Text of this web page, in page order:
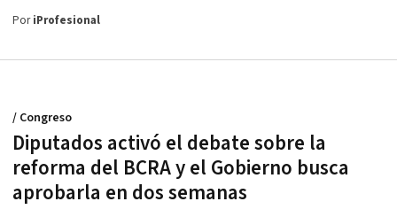
PoriProfesional
Diputados activó el debate sobre la
reforma del BCRA y el Gobierno busca
aprobarla en dos semanas
/ Congreso